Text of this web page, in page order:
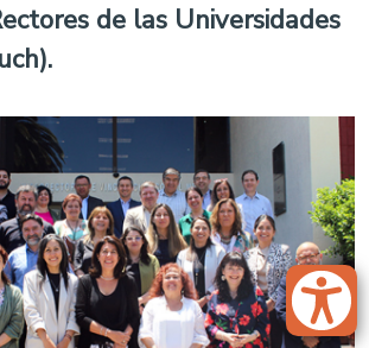
de las Universidades